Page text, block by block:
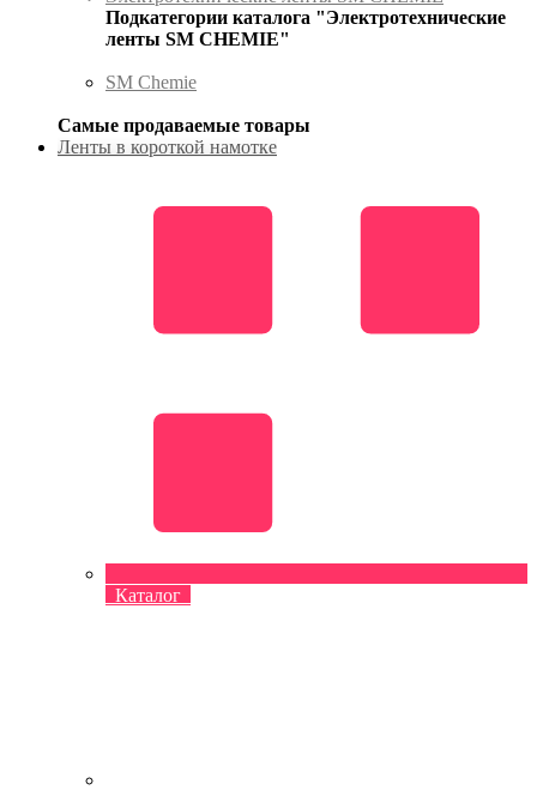
Подкатегории каталога "Электротехнические
ленты SM CHEMIE"
SM Chemie
Самые продаваемые товары
Ленты в короткой намотке
Каталог